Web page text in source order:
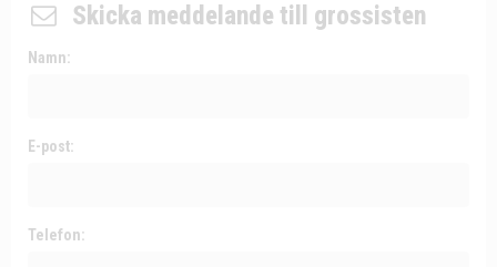
Skicka meddelande till grossisten
Namn:
E-post:
Telefon: